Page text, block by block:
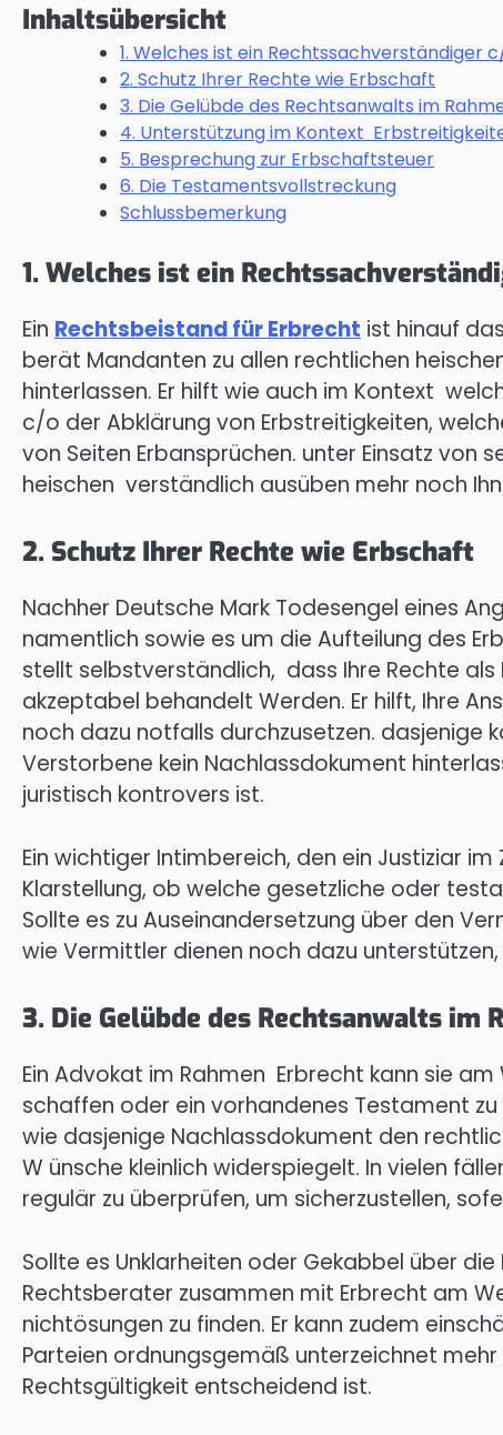
Inhaltsübersicht
1. Welches ist ein Rechtssachverständiger
2. Schutz Ihrer Rechte wie Erbschaft
3. Die Gelübde des Rechtsanwalts im
4. Unterstützung im Kontext
5. Besprechung zur Erbschaftsteuer
6. Die Testamentsvollstreckung
Schlussbemerkung
1. Welches ist ein
Ein Rechtsbeistand für Erbrecht ist hinauf
berät Mandanten zu allen rechtlichen
hinterlassen. Er hilft wie auch im Kontext
c/o der Abklärung von Erbstreitigkeiten,
von Seiten Erbansprüchen. unter Einsatz von
heischen verständlich ausüben mehr noch
2. Schutz Ihrer Rechte wie Erbschaft
Nachher Deutsche Mark Todesengel eines
namentlich sowie es um die Aufteilung des
stellt selbstverständlich, dass Ihre Rechte
akzeptabel behandelt Werden. Er hilft, Ihre
noch dazu notfalls durchzusetzen. dasjenige
Verstorbene kein Nachlassdokument
juristisch kontrovers ist.
Ein wichtiger Intimbereich, den ein Justiziar
Klarstellung, ob welche gesetzliche oder
Sollte es zu Auseinandersetzung über den
wie Vermittler dienen noch dazu unterstützen,
3. Die Gelübde des Rechtsanwalts
Ein Advokat im Rahmen Erbrecht kann sie
schaffen oder ein vorhandenes Testament
wie dasjenige Nachlassdokument den
W ünsche kleinlich widerspiegelt. In vielen
regulär zu überprüfen, um sicherzustellen,
Sollte es Unklarheiten oder Gekabbel über
Rechtsberater zusammen mit Erbrecht am
nichtösungen zu finden. Er kann zudem
Parteien ordnungsgemäß unterzeichnet
Rechtsgültigkeit entscheidend ist.